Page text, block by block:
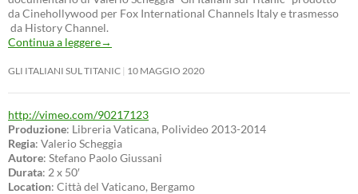
da Cinehollywood per Fox International Channels Italy e trasmesso
da History Channel.
Continua a leggere→
GLI ITALIANI SUL TITANIC 10 MAGGIO 2020
http://vimeo.com/90217123
Produzione: Libreria Vaticana, Polivideo 2013-2014
Regia: Valerio Scheggia
Autore: Stefano Paolo Giussani
Durata: 2 x 50′
Location: Città del Vaticano, Bergamo